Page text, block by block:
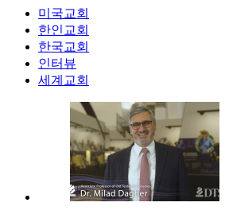
미국교회
한인교회
한국교회
인터뷰
세계교회